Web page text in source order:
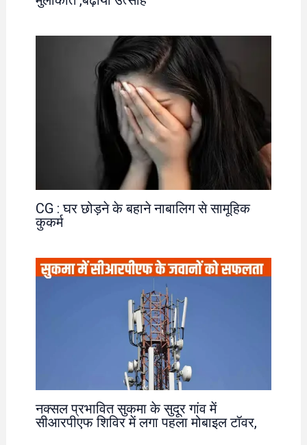
CG : घर छोड़ने के बहाने नाबालिग से सामूहिक
कुकर्म
नक्सल प्रभावित सुकमा के सुदूर गांव में
सीआरपीएफ शिविर में लगा पहला मोबाइल टॉवर,